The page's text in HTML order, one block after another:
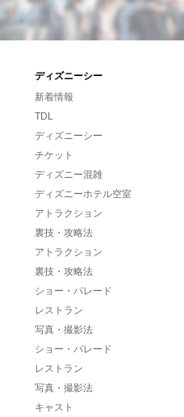
ディズニーシー
新着情報
TDL
ディズニーシー
チケット
ディズニー混雑
ディズニーホテル空室
アトラクション
裏技・攻略法
アトラクション
裏技・攻略法
ショー・パレード
レストラン
写真・撮影法
ショー・パレード
レストラン
写真・撮影法
キャスト